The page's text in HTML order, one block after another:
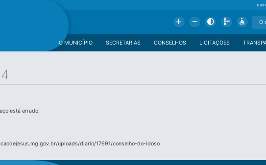
Add Remove Contrast Schema Accessible
LICITAÇÕES
CONSELHOS
SECRETARIAS
O MUNICÍPIO
está errado:
uploads/diario/17691/conselho-do-idoso